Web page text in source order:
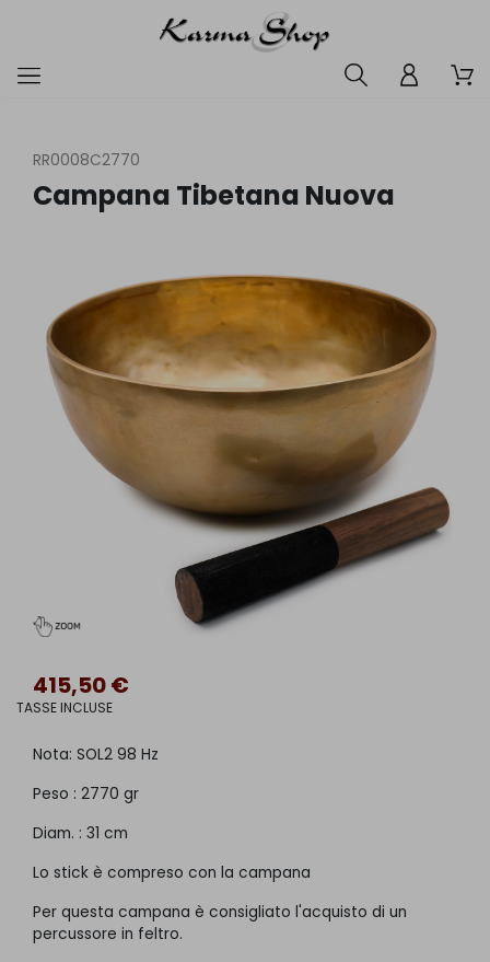
RR0008C2770
Campana Tibetana Nuova
415,50 €
TASSE INCLUSE
Nota: SOL2 98 Hz
Peso : 2770 gr
Diam. : 31 cm
Lo stick è compreso con la campana
Per questa campana è consigliato l'acquisto di un
percussore in feltro.